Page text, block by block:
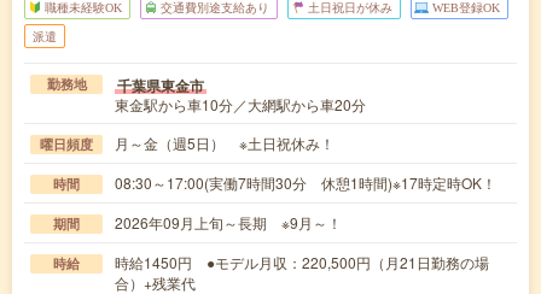
職種未経験OK 交通費別途支給あり 土日祝日が休み WEB登録OK
派遣
勤務地 千葉県東金市
東金駅から車10分／大網駅から車20分
曜日頻度 月～金（週5日） ※土日祝休み！
時間 08:30～17:00(実働7時間30分 休憩1時間)※17時定時OK！
期間 2026年09月上旬～長期 ※9月～！
時給
時給1450円 ●モデル月収：220,500円（月21日勤務の場
合）+残業代